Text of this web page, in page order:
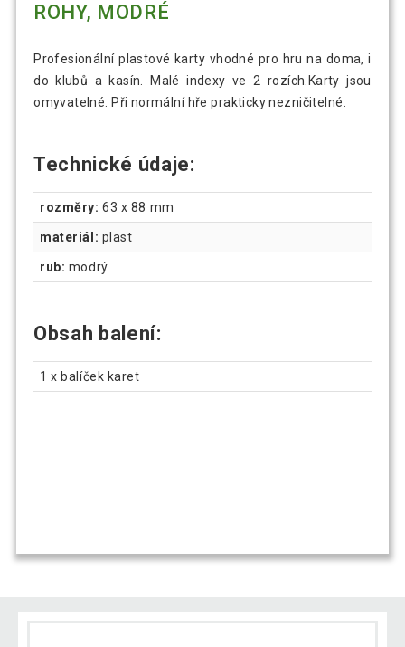
ROHY, MODRÉ
Profesionální plastové karty vhodné pro hru na doma, i
do klubů a kasín. Malé indexy ve 2 rozích.Karty jsou
omyvatelné. Při normální hře prakticky nezničitelné.
Technické údaje:
rozměry: 63 x 88 mm
materiál: plast
rub: modrý
Obsah balení:
1 x balíček karet